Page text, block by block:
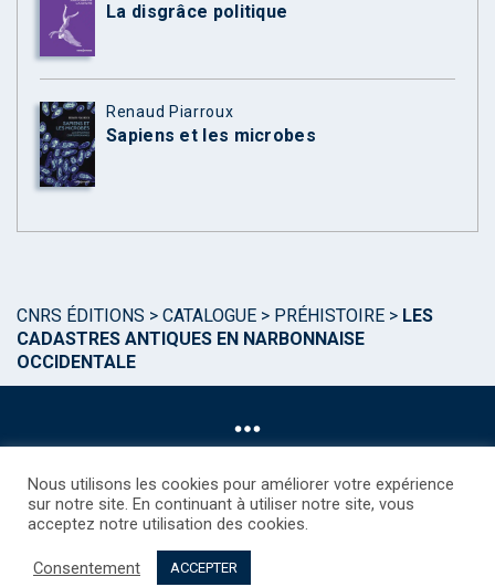
La disgrâce politique
Renaud Piarroux
Sapiens et les microbes
CNRS ÉDITIONS > CATALOGUE > PRÉHISTOIRE > LES
CADASTRES ANTIQUES EN NARBONNAISE
OCCIDENTALE
©CNRS EDITIONS 2025
Droits étrangers / Foreign rights
Nous utilisons les cookies pour améliorer votre expérience
sur notre site. En continuant à utiliser notre site, vous
acceptez notre utilisation des cookies.
Consentement ACCEPTER